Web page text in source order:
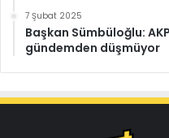
7 Şubat 2025
Başkan Sümbüloğlu:
gündemden düşmüyor